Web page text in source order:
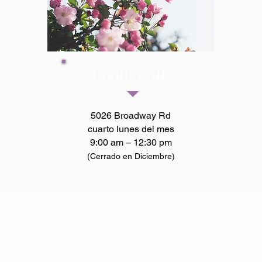
5026 Broadway Rd
cuarto lunes del mes
9:00 am – 12:30 pm
(Cerrado en Diciembre)